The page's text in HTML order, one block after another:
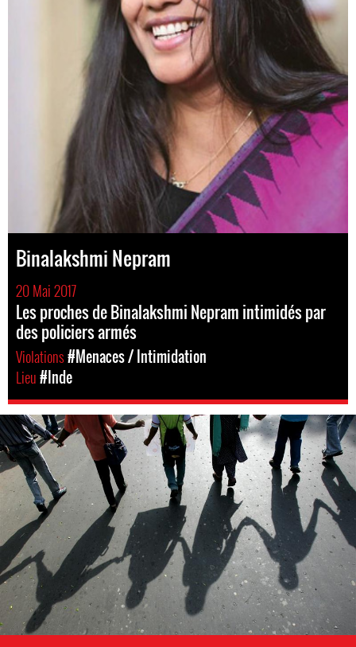
Binalakshmi Nepram
20 Mai 2017
Les proches de Binalakshmi Nepram intimidés par
des policiers armés
Violations#Menaces / Intimidation
Lieu#Inde
india-
general-
context.jpg